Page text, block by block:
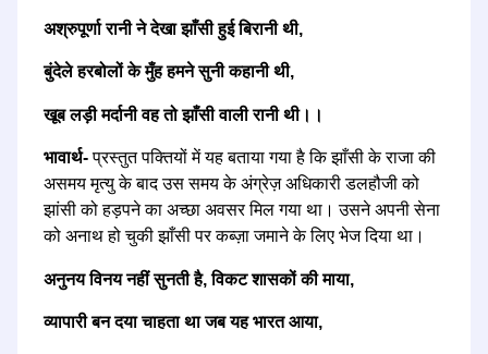
अश्रुपूर्णा रानी ने देखा झाँसी हुई बिरानी थी,
बुंदेले हरबोलों के मुँह हमने सुनी कहानी थी,
खूब लड़ी मर्दानी वह तो झाँसी वाली रानी थी।।
भावार्थ-प्रस्तुत पक्तियों में यह बताया गया है कि झाँसी के राजा की
असमय मृत्यु के बाद उस समय के अंग्रेज़ अधिकारी डलहौजी को
झांसी को हड़पने का अच्छा अवसर मिल गया था। उसने अपनी सेना
को अनाथ हो चुकी झाँसी पर कब्ज़ा जमाने के लिए भेज दिया था।
अनुनय विनय नहीं सुनती है, विकट शासकों की माया,
व्यापारी बन दया चाहता था जब यह भारत आया,